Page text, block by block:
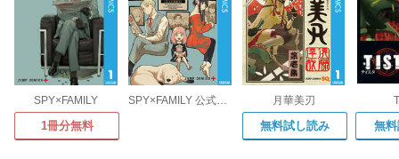
SPY×FAMILY
1冊分無料
SPY×FAMILY 公式ファンブック EYES ONLY 月華美刃
無料試し読み 無